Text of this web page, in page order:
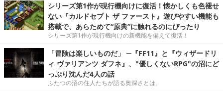
シリーズ第1作が現行機向けに復活！懐かしくも色褪せ
ない『カルドセプト ザ ファースト』遊びやすい機能も
搭載で、あらためて“原典”に触れるのにぴったり
シリーズ第1作が現行機向けの新機能を備えて復活！
「冒険は楽しいものだ」 ─『FF11』と『ウィザードリ
ィ ヴァリアンツ ダフネ』、"優しくないRPG"の沼にど
っぷり沈んだ4人の話
ふたつの沼の住人たちが語る奥深さとは。